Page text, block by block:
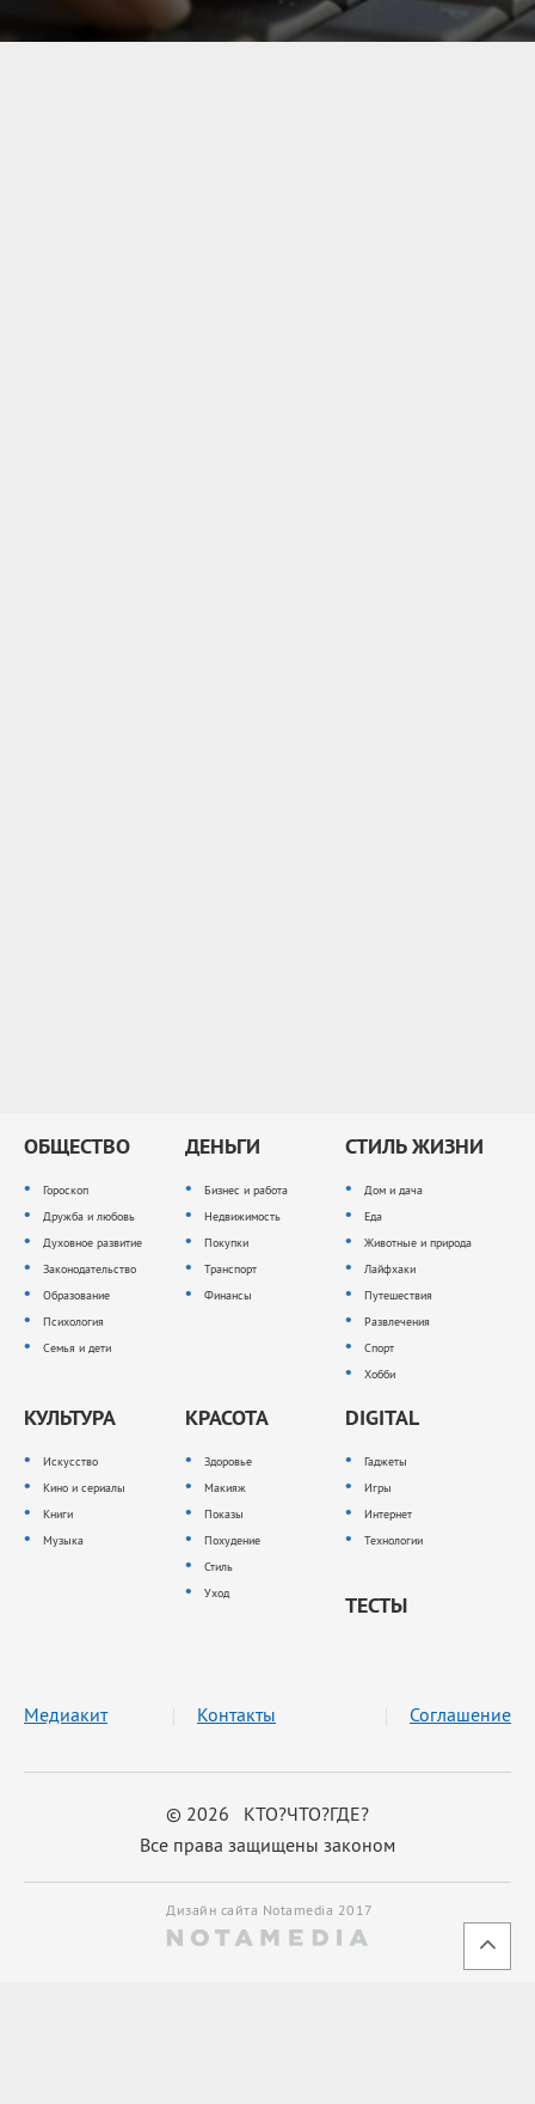
ОБЩЕСТВО
Гороскоп
Дружба и любовь
Духовное развитие
Законодательство
Образование
Психология
Семья и дети
ДЕНЬГИ
Бизнес и работа
Недвижимость
Покупки
Транспорт
Финансы
СТИЛЬ ЖИЗНИ
Дом и дача
Еда
Животные и природа
Лайфхаки
Путешествия
Развлечения
Спорт
Хобби
КУЛЬТУРА
Искусство
Кино и сериалы
Книги
Музыка
КРАСОТА
Здоровье
Макияж
Показы
Похудение
Стиль
Уход
DIGITAL
Гаджеты
Игры
Интернет
Технологии
ТЕСТЫ
© 2026 КТО?ЧТО?ГДЕ?
Все права защищены законом
Медиакит Контакты Соглашение
Дизайн сайта Notamedia 2017